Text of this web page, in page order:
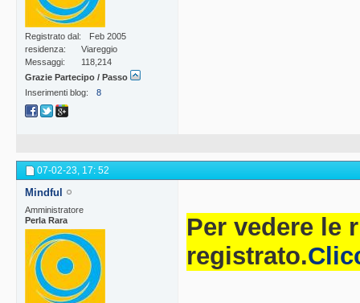
Registrato dal
Feb 2005
residenza
Viareggio
Messaggi
118,214
Grazie Partecipo / Passo
Inserimenti blog
8
07-02-23, 17: 52
Mindful
Amministratore
Perla Rara
Per vedere le
registrato.